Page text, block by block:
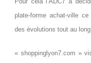
plate-forme achat-ville
des évolutions tout au long
« shoppinglyon7.com »